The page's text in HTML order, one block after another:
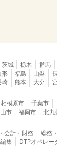
茨城 栃木 群馬
形 福島 山梨
崎 熊本 大分
相模原市 千葉市
市 福岡市 北九
会計・財務 総務
集 DTPオペレー